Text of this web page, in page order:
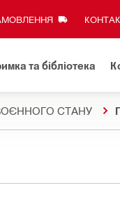
та бібліотека
СТАНУ